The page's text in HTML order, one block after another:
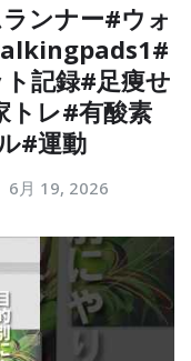
ンナー#ウォ
記録#足痩せ
トレ#有酸素
#運動
6月 19, 2026